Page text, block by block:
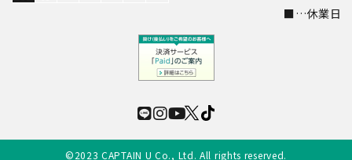
©2023 CAPTAIN U Co., Ltd. All rights reserved.